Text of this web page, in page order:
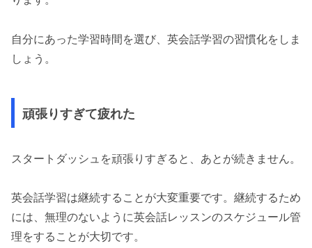
自分にあった学習時間を選び、英会話学習の習慣化をしま
しょう。
頑張りすぎて疲れた
スタートダッシュを頑張りすぎると、あとが続きません。
英会話学習は継続することが大変重要です。継続するため
には、無理のないように英会話レッスンのスケジュール管
理をすることが大切です。